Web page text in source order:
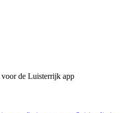
de Luisterrijk app